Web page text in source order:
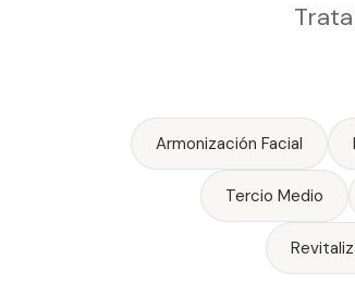
Armonización Facial
Tercio Medio